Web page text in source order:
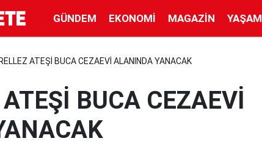
GÜNDEM EKONOMI MAGAZIN YAŞAM
ATEŞİ BUCA CEZAEVİ ALANINDA YANACAK
BUCA CEZAEVİ